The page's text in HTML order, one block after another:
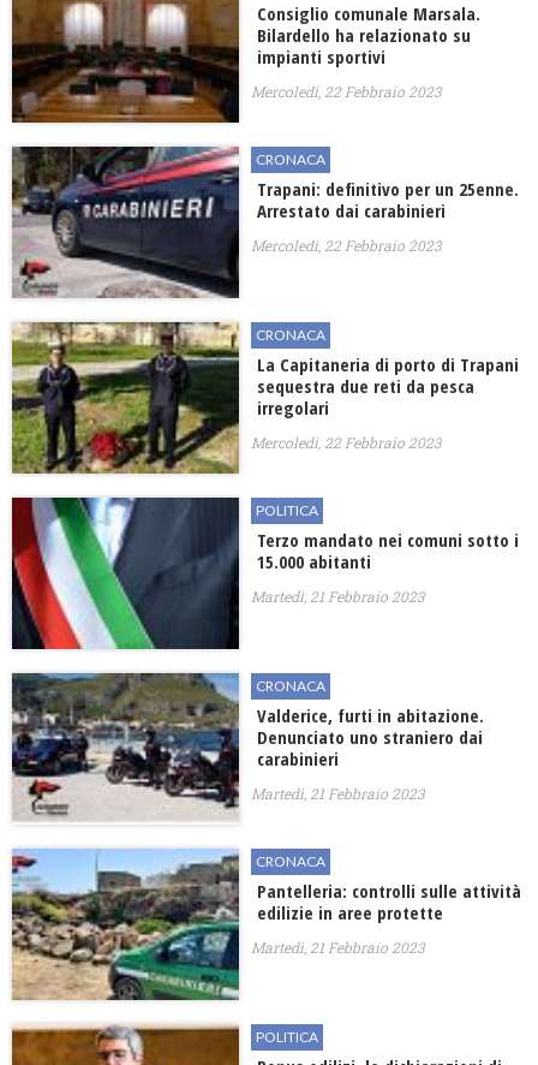
Consiglio comunale Marsala.
Bilardello ha relazionato su
impianti sportivi
Mercoledì, 22 Febbraio 2023
CRONACA
Trapani: definitivo per un 25enne.
Arrestato dai carabinieri
Mercoledì, 22 Febbraio 2023
CRONACA
La Capitaneria di porto di Trapani
sequestra due reti da pesca
irregolari
Mercoledì, 22 Febbraio 2023
POLITICA
Terzo mandato nei comuni sotto i
15.000 abitanti
Martedì, 21 Febbraio 2023
CRONACA
Valderice, furti in abitazione.
Denunciato uno straniero dai
carabinieri
Martedì, 21 Febbraio 2023
CRONACA
Pantelleria: controlli sulle attività
edilizie in aree protette
Martedì, 21 Febbraio 2023
POLITICA